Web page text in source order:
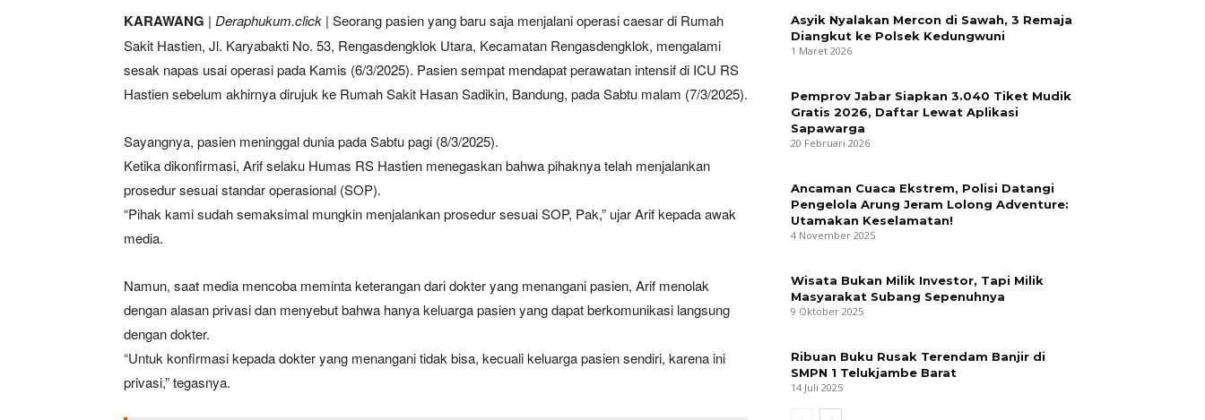
KARAWANG | Deraphukum.click | Seorang pasien yang baru saja menjalani operasi caesar di Rumah
Sakit Hastien, Jl. Karyabakti No. 53, Rengasdengklok Utara, Kecamatan Rengasdengklok, mengalami
sesak napas usai operasi pada Kamis (6/3/2025). Pasien sempat mendapat perawatan intensif di ICU RS
Hastien sebelum akhirnya dirujuk ke Rumah Sakit Hasan Sadikin, Bandung, pada Sabtu malam (7/3/2025).
Sayangnya, pasien meninggal dunia pada Sabtu pagi (8/3/2025).
Ketika dikonfirmasi, Arif selaku Humas RS Hastien menegaskan bahwa pihaknya telah menjalankan
prosedur sesuai standar operasional (SOP).
“Pihak kami sudah semaksimal mungkin menjalankan prosedur sesuai SOP, Pak,” ujar Arif kepada awak
media.
Namun, saat media mencoba meminta keterangan dari dokter yang menangani pasien, Arif menolak
dengan alasan privasi dan menyebut bahwa hanya keluarga pasien yang dapat berkomunikasi langsung
dengan dokter.
“Untuk konfirmasi kepada dokter yang menangani tidak bisa, kecuali keluarga pasien sendiri, karena ini
privasi,” tegasnya.
Asyik Nyalakan Mercon di Sawah, 3 Remaja
Diangkut ke Polsek Kedungwuni
1 Maret 2026
Pemprov Jabar Siapkan 3.040 Tiket Mudik
Gratis 2026, Daftar Lewat Aplikasi
Sapawarga
20 Februari 2026
Ancaman Cuaca Ekstrem, Polisi Datangi
Pengelola Arung Jeram Lolong Adventure:
Utamakan Keselamatan!
4 November 2025
Wisata Bukan Milik Investor, Tapi Milik
Masyarakat Subang Sepenuhnya
9 Oktober 2025
Ribuan Buku Rusak Terendam Banjir di
SMPN 1 Telukjambe Barat
14 Juli 2025